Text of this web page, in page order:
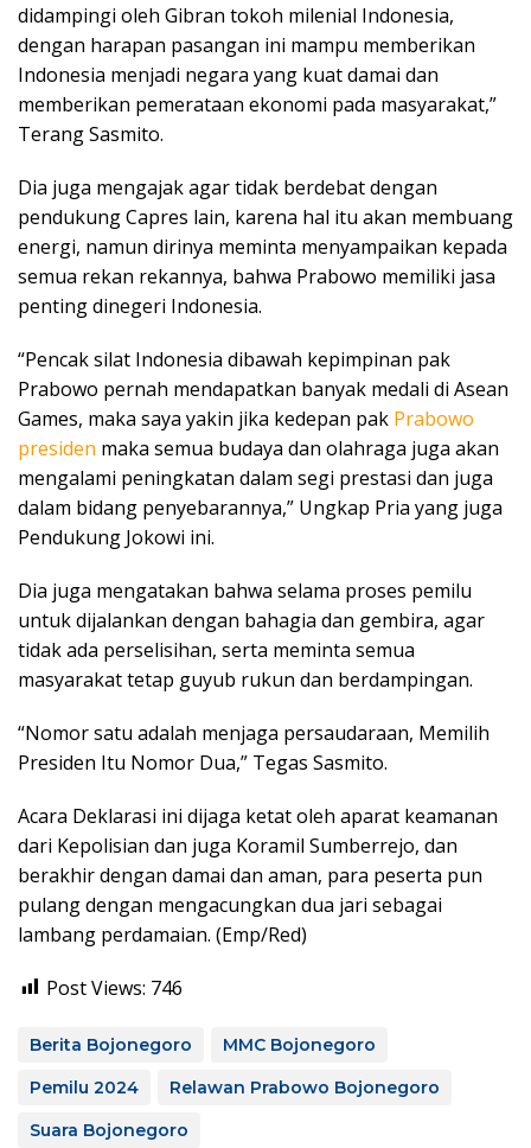
didampingi oleh Gibran tokoh milenial Indonesia,
dengan harapan pasangan ini mampu memberikan
Indonesia menjadi negara yang kuat damai dan
memberikan pemerataan ekonomi pada masyarakat,”
Terang Sasmito.
Dia juga mengajak agar tidak berdebat dengan
pendukung Capres lain, karena hal itu akan membuang
energi, namun dirinya meminta menyampaikan kepada
semua rekan rekannya, bahwa Prabowo memiliki jasa
penting dinegeri Indonesia.
“Pencak silat Indonesia dibawah kepimpinan pak
Prabowo pernah mendapatkan banyak medali di Asean
Games, maka saya yakin jika kedepan pak Prabowo
presiden maka semua budaya dan olahraga juga akan
mengalami peningkatan dalam segi prestasi dan juga
dalam bidang penyebarannya,” Ungkap Pria yang juga
Pendukung Jokowi ini.
Dia juga mengatakan bahwa selama proses pemilu
untuk dijalankan dengan bahagia dan gembira, agar
tidak ada perselisihan, serta meminta semua
masyarakat tetap guyub rukun dan berdampingan.
“Nomor satu adalah menjaga persaudaraan, Memilih
Presiden Itu Nomor Dua,” Tegas Sasmito.
Acara Deklarasi ini dijaga ketat oleh aparat keamanan
dari Kepolisian dan juga Koramil Sumberrejo, dan
berakhir dengan damai dan aman, para peserta pun
pulang dengan mengacungkan dua jari sebagai
lambang perdamaian. (Emp/Red)
Post Views: 746
Berita Bojonegoro
MMC Bojonegoro
Pemilu 2024
Relawan Prabowo Bojonegoro
Suara Bojonegoro